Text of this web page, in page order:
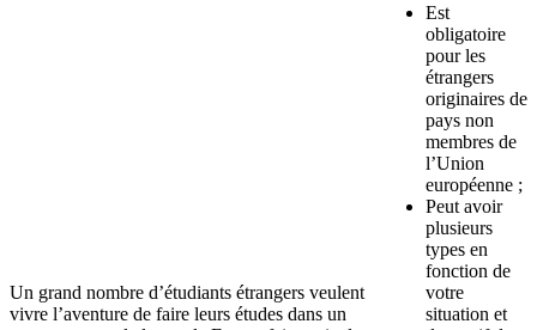
Un grand nombre d’étudiants étrangers veulent
vivre l’aventure de faire leurs études dans un
Est
obligatoire
pour les
étrangers
originaires de
pays non
membres de
l’Union
européenne ;
Peut avoir
plusieurs
types en
fonction de
votre
situation et